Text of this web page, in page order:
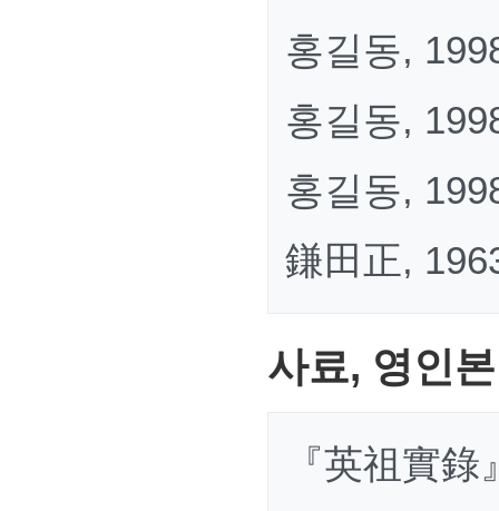
홍길동,
홍길동,
홍길동,
鎌田正,
사료, 영인본
『英祖實